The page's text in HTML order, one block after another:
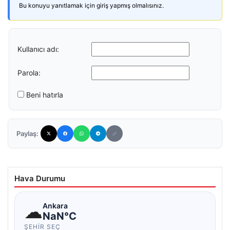
Bu konuyu yanıtlamak için giriş yapmış olmalısınız.
Kullanıcı adı:
Parola:
Beni hatırla
Paylaş:
Hava Durumu
☁Ankara
NaN°C
ŞEHIR SEÇ